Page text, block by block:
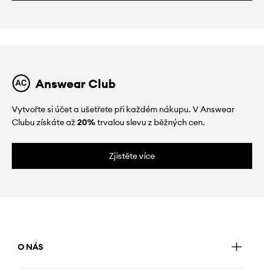
Answear Club
Vytvořte si účet a ušetřete při každém nákupu. V Answear
Clubu získáte až20%trvalou slevu z běžných cen.
Zjistěte více
O NÁS